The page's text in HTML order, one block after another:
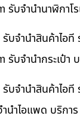
บจำนำนาฬิกาโ
รับจำนำสินค้าไ
บจำนำกระเป๋า
บจำนำสินค้าไอ
นำไอแพด บริกา